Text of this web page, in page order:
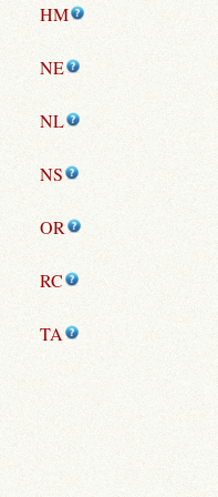
HM
NE
NL
NS
OR
RC
TA